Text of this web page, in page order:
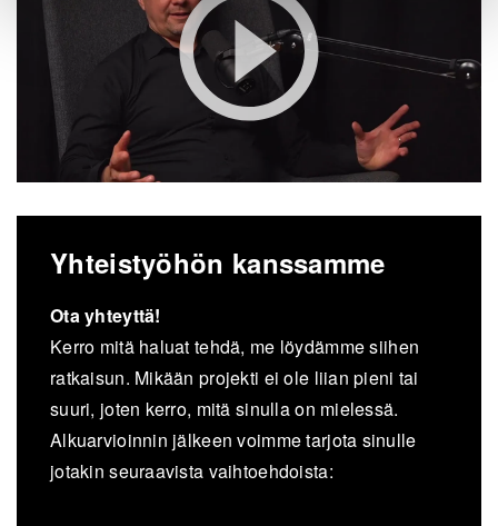
Yhteistyöhön kanssamme
Ota yhteyttä!
Kerro mitä haluat tehdä, me löydämme siihen
ratkaisun. Mikään projekti ei ole liian pieni tai
suuri, joten kerro, mitä sinulla on mielessä.
Alkuarvioinnin jälkeen voimme tarjota sinulle
jotakin seuraavista vaihtoehdoista: